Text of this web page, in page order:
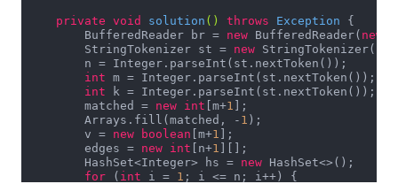
private void solution () throws Exception {
        BufferedReader br =
new BufferedReader( new
        StringTokenizer st =
new
        n = Integer.parseInt(st.nextToken());
int m = Integer.parseInt(st.nextToken());
int k = Integer.parseInt(st.nextToken());
        matched =
new int [m+1 ];
        Arrays.fill(matched, -
1 );
        v =
new boolean [m+1 ];
        edges =
new int [n+1 ][];
        HashSet<Integer> hs =
new HashSet<>();
for ( int i = 1 ; i <= n; i++) {